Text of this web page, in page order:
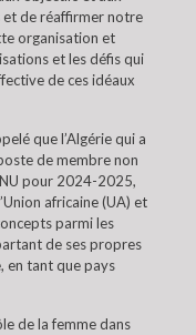
et de réaffirmer notre
organisation et
et les défis qui
de ces idéaux
que l’Algérie qui a
de membre non
pour 2024-2025,
africaine (UA) et
parmi les
de ses propres
en tant que pays
de la femme dans